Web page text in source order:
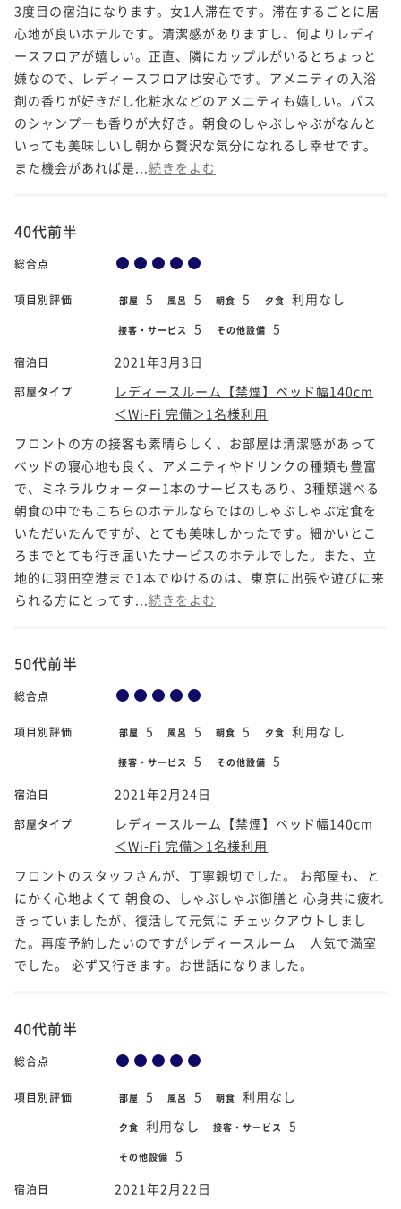
3度目の宿泊になります。女1人滞在です。滞在するごとに居
心地が良いホテルです。清潔感がありますし、何よりレディ
ースフロアが嬉しい。正直、隣にカップルがいるとちょっと
嫌なので、レディースフロアは安心です。アメニティの入浴
剤の香りが好きだし化粧水などのアメニティも嬉しい。バス
のシャンプーも香りが大好き。朝食のしゃぶしゃぶがなんと
いっても美味しいし朝から贅沢な気分になれるし幸せです。
また機会があれば是... 続きをよむ
40代前半
総合点
項目別評価 部屋 5 風呂 5 朝食 5 夕食 利用なし
接客・サービス 5 その他設備 5
宿泊日 2021年3月3日
部屋タイプ
レディースルーム【禁煙】ベッド幅140cm
＜Wi-Fi 完備＞1名様利用
フロントの方の接客も素晴らしく、お部屋は清潔感があって
ベッドの寝心地も良く、アメニティやドリンクの種類も豊富
で、ミネラルウォーター1本のサービスもあり、3種類選べる
朝食の中でもこちらのホテルならではのしゃぶしゃぶ定食を
いただいたんですが、とても美味しかったです。細かいとこ
ろまでとても行き届いたサービスのホテルでした。また、立
地的に羽田空港まで1本でゆけるのは、東京に出張や遊びに来
られる方にとってす... 続きをよむ
50代前半
総合点
項目別評価 部屋 5 風呂 5 朝食 5 夕食 利用なし
接客・サービス 5 その他設備 5
宿泊日 2021年2月24日
部屋タイプ
レディースルーム【禁煙】ベッド幅140cm
＜Wi-Fi 完備＞1名様利用
フロントのスタッフさんが、丁寧親切でした。 お部屋も、と
にかく心地よくて 朝食の、しゃぶしゃぶ御膳と 心身共に疲れ
きっていましたが、復活して元気に チェックアウトしまし
た。再度予約したいのですがレディースルーム 人気で満室
でした。 必ず又行きます。お世話になりました。
40代前半
総合点
項目別評価 部屋 5 風呂 5 朝食 利用なし
夕食 利用なし 接客・サービス 5
その他設備 5
宿泊日
2021年2月22日